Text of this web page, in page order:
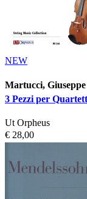
NEW
Martucci, Giuseppe
3 Pezzi per
Ut Orpheus
€ 28,00